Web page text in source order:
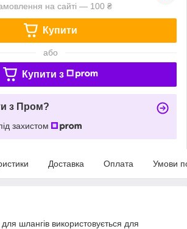
на сайті — 100 ₴
Купити
або
Купити з
з Пром?
захистом
Доставка Оплата Умови
шлангів використовується для